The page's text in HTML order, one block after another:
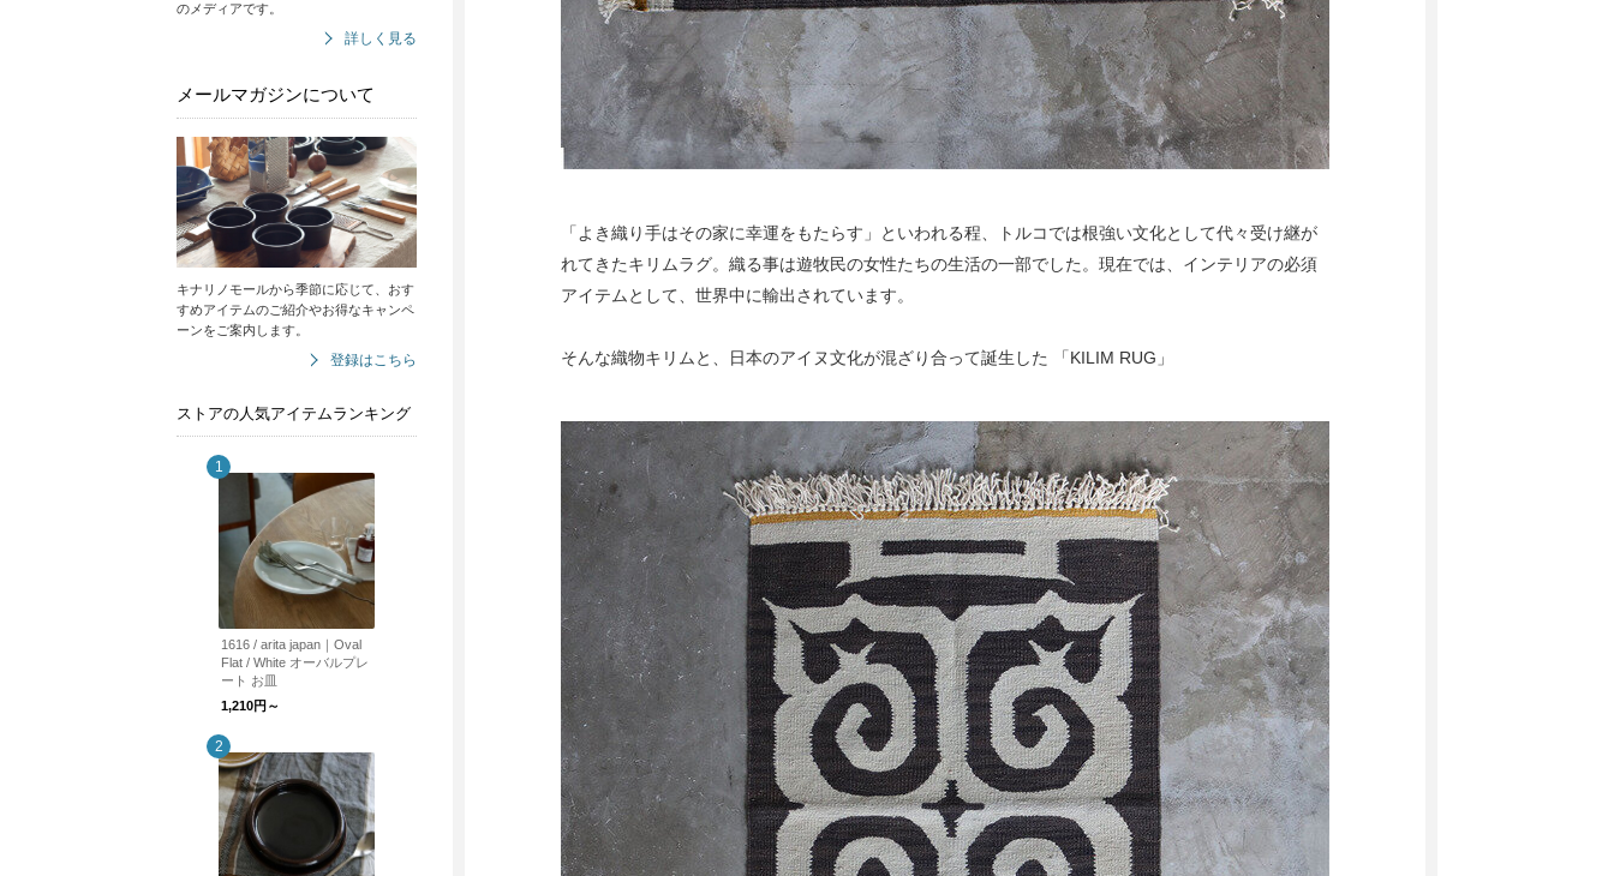
のメディアです。
詳しく見る
メールマガジンについて
キナリノモールから季節に応じて、おす
すめアイテムのご紹介やお得なキャンペ
ーンをご案内します。
登録はこちら
ストアの人気アイテムランキング
1616 / arita japan｜Oval
Flat / White オーバルプレ
ート お皿
1,210円～
「よき織り手はその家に幸運をもたらす」といわれる程、トルコでは根強い文化として代々受け継が
れてきたキリムラグ。織る事は遊牧民の女性たちの生活の一部でした。現在では、インテリアの必須
アイテムとして、世界中に輸出されています。
そんな織物キリムと、日本のアイヌ文化が混ざり合って誕生した 「KILIM RUG」